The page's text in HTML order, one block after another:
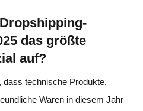
das größte
auf?
dass technische Produkte,
Waren in diesem Jahr